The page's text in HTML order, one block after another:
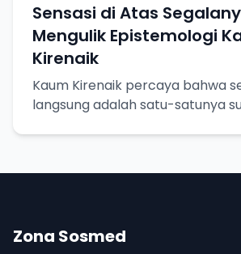
Sensasi di Atas
Mengulik Epistemologi
Kirenaik
Kaum Kirenaik percaya bahwa
langsung adalah satu-satunya
Zona Sosmed